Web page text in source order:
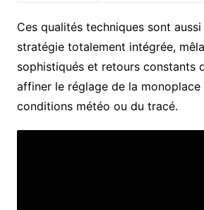
Ces qualités techniques sont aussi
stratégie totalement intégrée,
sophistiqués et retours constants
affiner le réglage de la
conditions météo ou du tracé.